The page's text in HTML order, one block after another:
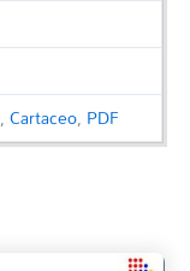
,Cartaceo, PDF